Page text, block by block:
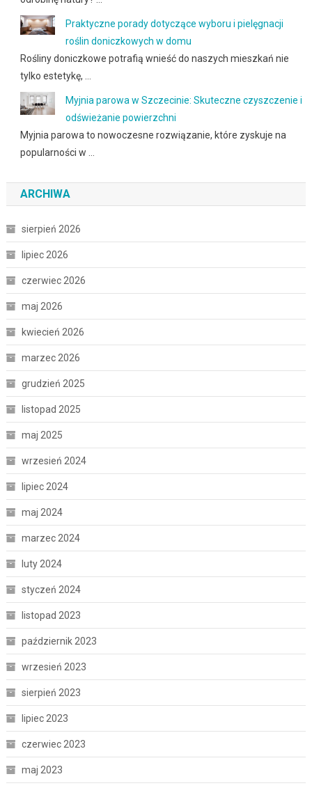
Praktyczne porady dotyczące wyboru i pielęgnacji
roślin doniczkowych w domu
Rośliny doniczkowe potrafią wnieść do naszych mieszkań nie
tylko estetykę, …
Myjnia parowa w Szczecinie: Skuteczne czyszczenie i
odświeżanie powierzchni
Myjnia parowa to nowoczesne rozwiązanie, które zyskuje na
popularności w …
ARCHIWA
sierpień 2026
lipiec 2026
czerwiec 2026
maj 2026
kwiecień 2026
marzec 2026
grudzień 2025
listopad 2025
maj 2025
wrzesień 2024
lipiec 2024
maj 2024
marzec 2024
luty 2024
styczeń 2024
listopad 2023
październik 2023
wrzesień 2023
sierpień 2023
lipiec 2023
czerwiec 2023
maj 2023